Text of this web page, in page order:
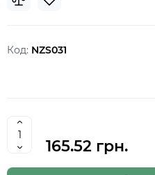
Код: NZS031
165.52 грн.